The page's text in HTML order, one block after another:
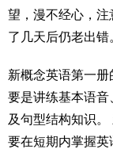
望，漫不经心，
了几天后仍老出错
新概念英语第一
要是讲练基本语
及句型结构知识
要在短期内掌握英